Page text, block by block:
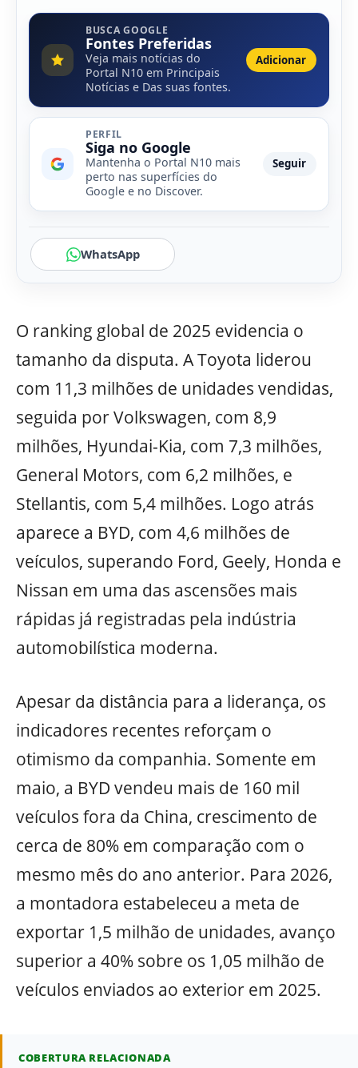
BUSCA GOOGLE
Fontes Preferidas
Veja mais notícias do
Portal N10 em Principais
Notícias e Das suas fontes.
Adicionar
PERFIL
Siga no Google
Mantenha o Portal N10 mais
perto nas superfícies do
Google e no Discover.
Seguir
WhatsApp
O ranking global de 2025 evidencia o
tamanho da disputa. A Toyota liderou
com 11,3 milhões de unidades vendidas,
seguida por Volkswagen, com 8,9
milhões, Hyundai-Kia, com 7,3 milhões,
General Motors, com 6,2 milhões, e
Stellantis, com 5,4 milhões. Logo atrás
aparece a BYD, com 4,6 milhões de
veículos, superando Ford, Geely, Honda e
Nissan em uma das ascensões mais
rápidas já registradas pela indústria
automobilística moderna.
Apesar da distância para a liderança, os
indicadores recentes reforçam o
otimismo da companhia. Somente em
maio, a BYD vendeu mais de 160 mil
veículos fora da China, crescimento de
cerca de 80% em comparação com o
mesmo mês do ano anterior. Para 2026,
a montadora estabeleceu a meta de
exportar 1,5 milhão de unidades, avanço
superior a 40% sobre os 1,05 milhão de
veículos enviados ao exterior em 2025.
COBERTURA RELACIONADA